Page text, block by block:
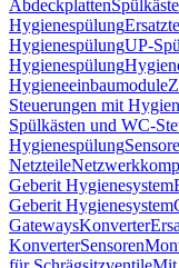
Abdeckplatten
Hygienespülung
HygienespülungUP-
Hygienespülung
Hygieneeinbaumodule
Steuerungen mit
Spülkästen und WC-
Hygienespülung
Netzteile
Geberit Hygienesystem
Geberit Hygienesystem
GatewaysKonverter
KonverterSensoren